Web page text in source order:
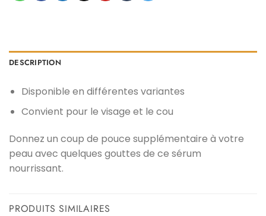
DESCRIPTION
Disponible en différentes variantes
Convient pour le visage et le cou
Donnez un coup de pouce supplémentaire à votre
peau avec quelques gouttes de ce sérum
nourrissant.
PRODUITS SIMILAIRES